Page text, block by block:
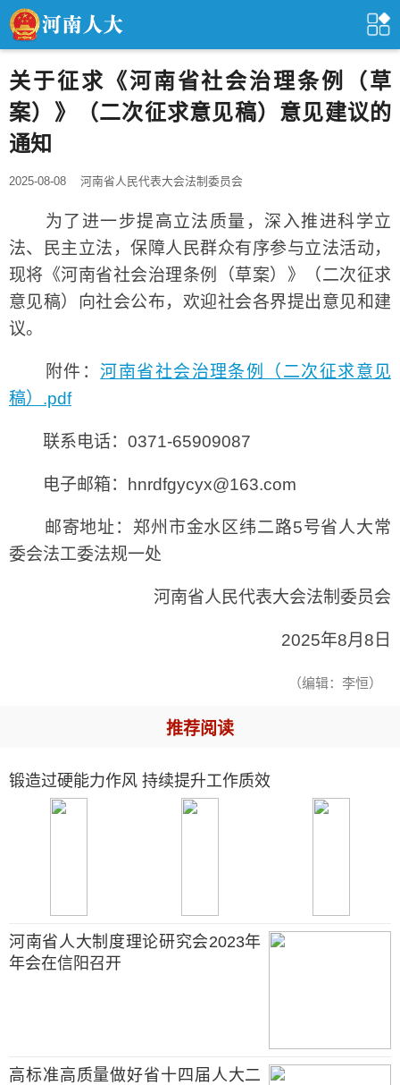
关于征求《河南省社会治理条例（草
案）》（二次征求意见稿）意见建议的
通知
2025-08-08 河南省人民代表大会法制委员会
为了进一步提高立法质量，深入推进科学立
法、民主立法，保障人民群众有序参与立法活动，
现将《河南省社会治理条例（草案）》（二次征求
意见稿）向社会公布，欢迎社会各界提出意见和建
议。
附件：河南省社会治理条例（二次征求意见
稿）.pdf
联系电话：0371-65909087
电子邮箱：hnrdfgycyx@163.com
邮寄地址：郑州市金水区纬二路5号省人大常
委会法工委法规一处
河南省人民代表大会法制委员会
2025年8月8日
（编辑：李恒）
推荐阅读
锻造过硬能力作风 持续提升工作质效
河南省人大制度理论研究会2023年
年会在信阳召开
高标准高质量做好省十四届人大二